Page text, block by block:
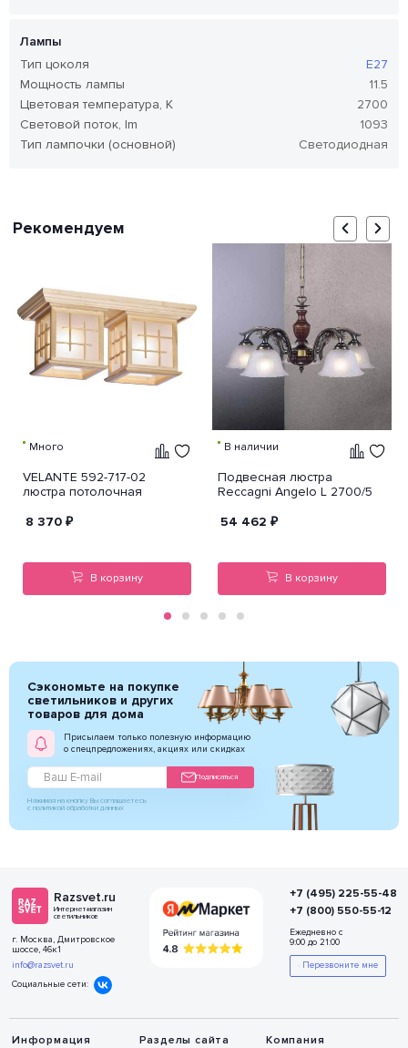
Лампы
Тип цоколя
E27
Мощность лампы
11.5
Цветовая температура, K
2700
Световой поток, lm
1093
Тип лампочки (основной)
Светодиодная
Рекомендуем
Много
VELANTE 592-717-02
люстра потолочная
8 370 ₽
В корзину
В наличии
Подвесная люстра
Reccagni Angelo L 2700/5
54 462 ₽
В корзину
Сэкономьте на покупке
светильников и других
товаров для дома
Присылаем только полезную информацию
о спецпредложениях, акциях или скидках
Подписаться
Нажимая на кнопку Вы соглашаетесь
с политикой обработки данных
Razsvet.ru
Интернет-магазин
светильников
г. Москва, Дмитровское
шоссе, 46к1
info@razsvet.ru
Социальные сети:
Информация Разделы сайта Компания
+7 (495) 225-55-48
+7 (800) 550-55-12
Ежедневно с
9:00 до 21:00
Перезвоните мне